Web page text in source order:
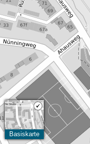
Basiskarte